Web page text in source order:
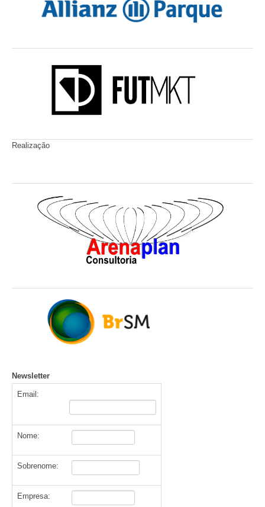
Realização
Newsletter
Email:
Nome:
Sobrenome:
Empresa: